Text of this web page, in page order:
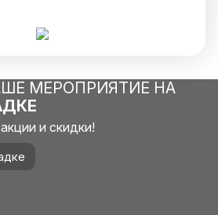
МЕРОПРИЯТИЕ НА
и скидки!